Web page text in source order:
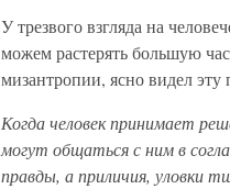
У трезвого взгляда на
можем растерять большую
мизантропии, ясно видел эту
Когда человек принимает
могут общаться с ним в
правды, а приличия, уловки